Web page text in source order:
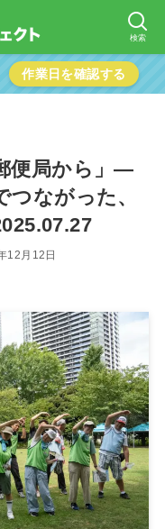
検索
作業日を確認する
便局から」―
ながった、
12月12日